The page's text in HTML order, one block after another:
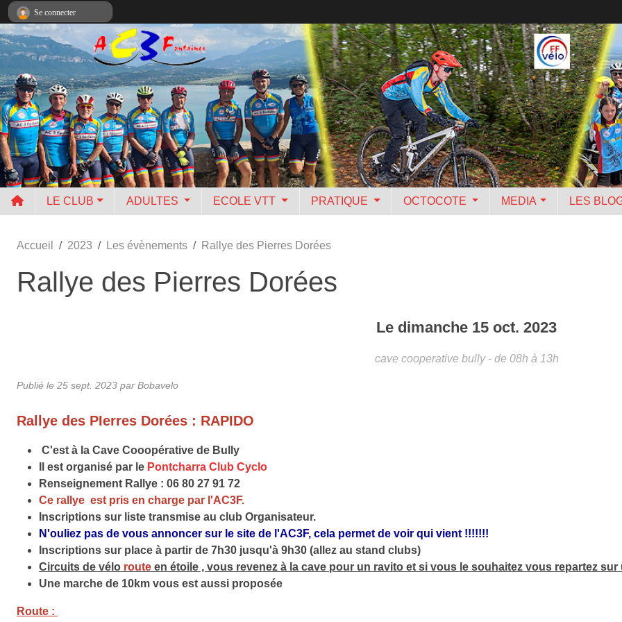
LE CLUB ADULTES ECOLE VTT PRATIQUE OCTOCOTE MEDIA LES
Accueil 2023 Les évènements Rallye des Pierres Dorées
Rallye des Pierres Dorées
Le dimanche 15 oct. 2023
cave cooperative bully - de 08h à 13h
Publié le 25 sept. 2023 par Bobavelo
Rallye des PIerres Dorées : RAPIDO
C'est à la Cave Cooopérative de Bully
Il est organisé par le Pontcharra Club Cyclo
Renseignement Rallye : 06 80 27 91 72
Ce rallye est pris en charge par l'AC3F.
Inscriptions sur liste transmise au club Organisateur.
N'ouliez pas de vous annoncer sur le site de l'AC3F, cela permet de voir qui vient !!!!!!!
Inscriptions sur place à partir de 7h30 jusqu'à 9h30 (allez au stand clubs)
Circuits de vélo route en étoile , vous revenez à la cave pour un ravito et si vous le souhaitez vous repartez sur
Une marche de 10km vous est aussi proposée
Route :
Se connecter
Panneau de gestion des cookies